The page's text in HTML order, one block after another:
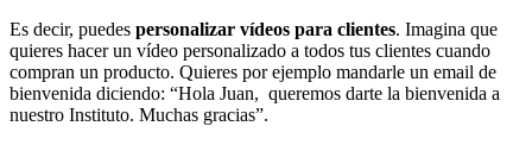
Es decir, puedes personalizar vídeos para clientes. Imagina que
quieres hacer un vídeo personalizado a todos tus clientes cuando
compran un producto. Quieres por ejemplo mandarle un email de
bienvenida diciendo: “Hola Juan, queremos darte la bienvenida a
nuestro Instituto. Muchas gracias”.